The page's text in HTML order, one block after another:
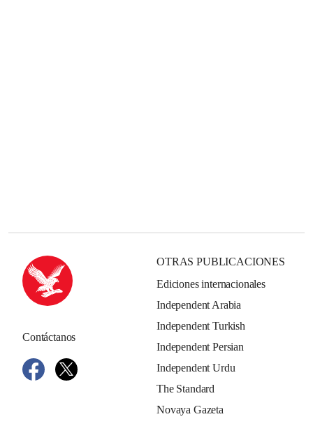
Contáctanos
OTRAS PUBLICACIONES
Ediciones internacionales
Independent Arabia
Independent Turkish
Independent Persian
Independent Urdu
The Standard
Novaya Gazeta